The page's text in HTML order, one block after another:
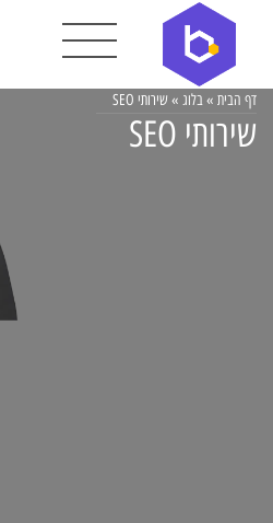
דף הבית»בלוג»שירותי SEO
שירותי SEO